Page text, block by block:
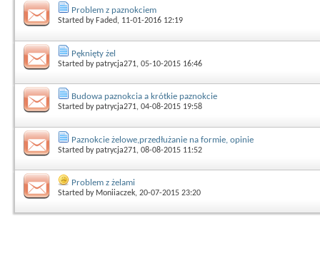
Problem z paznokciem
Started by Faded, 11-01-2016 12:19
Pęknięty żel
Started bypatrycja271, 05-10-2015 16:46
Budowa paznokcia a krótkie paznokcie
Started bypatrycja271, 04-08-2015 19:58
Paznokcie żelowe,przedłużanie na formie, opinie
Started bypatrycja271, 08-08-2015 11:52
Problem z żelami
Started by Moniiaczek, 20-07-2015 23:20